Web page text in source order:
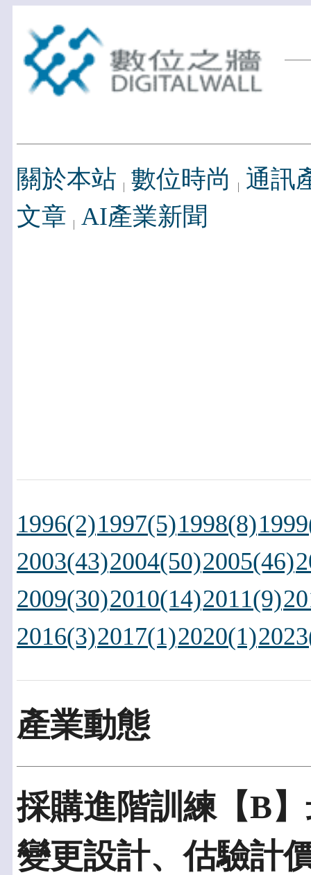
關於本站 數位時尚
通訊
文章 AI產業新聞
1996(2)1997(5)1998(8)
2003(43)2004(50)2005(46)
2009(30)2010(14)2011(9)
2016(3)2017(1)2020(1)
產業動態
採購進階訓練【B
變更設計、估驗計